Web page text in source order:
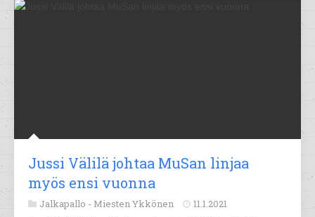
Jussi Välilä johtaa MuSan linjaa
myös ensi vuonna
Jalkapallo - Miesten Ykkönen 11.1.2021